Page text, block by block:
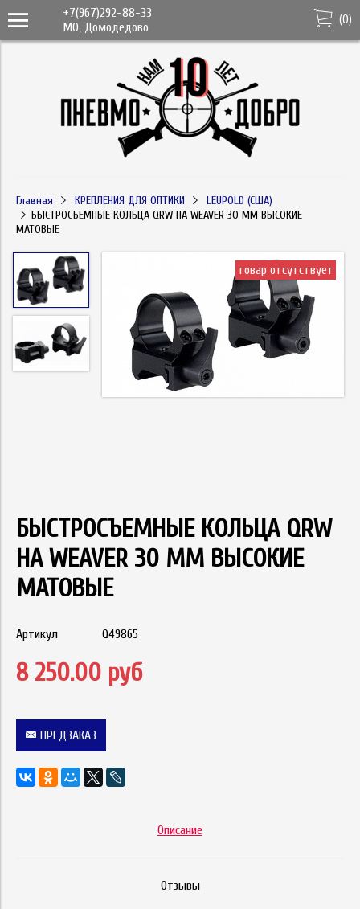
+7(967)292-88-33
МО, Домодедово
(0)
Главная КРЕПЛЕНИЯ ДЛЯ ОПТИКИ
LEUPOLD (США)
БЫСТРОСЪЕМНЫЕ КОЛЬЦА QRW НА WEAVER 30 ММ ВЫСОКИЕ
МАТОВЫЕ
товар отсутствует
БЫСТРОСЪЕМНЫЕ КОЛЬЦА QRW
НА WEAVER 30 ММ ВЫСОКИЕ
МАТОВЫЕ
Артикул Q49865
8 250.00 руб
ПРЕДЗАКАЗ
Описание
Отзывы